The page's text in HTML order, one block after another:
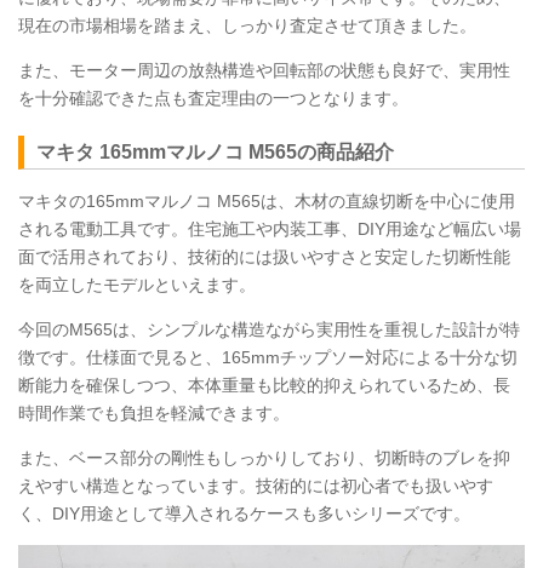
現在の市場相場を踏まえ、しっかり査定させて頂きました。
また、モーター周辺の放熱構造や回転部の状態も良好で、実用性
を十分確認できた点も査定理由の一つとなります。
マキタ 165mmマルノコ M565の商品紹介
マキタの165mmマルノコ M565は、木材の直線切断を中心に使用
される電動工具です。住宅施工や内装工事、DIY用途など幅広い場
面で活用されており、技術的には扱いやすさと安定した切断性能
を両立したモデルといえます。
今回のM565は、シンプルな構造ながら実用性を重視した設計が特
徴です。仕様面で見ると、165mmチップソー対応による十分な切
断能力を確保しつつ、本体重量も比較的抑えられているため、長
時間作業でも負担を軽減できます。
また、ベース部分の剛性もしっかりしており、切断時のブレを抑
えやすい構造となっています。技術的には初心者でも扱いやす
く、DIY用途として導入されるケースも多いシリーズです。